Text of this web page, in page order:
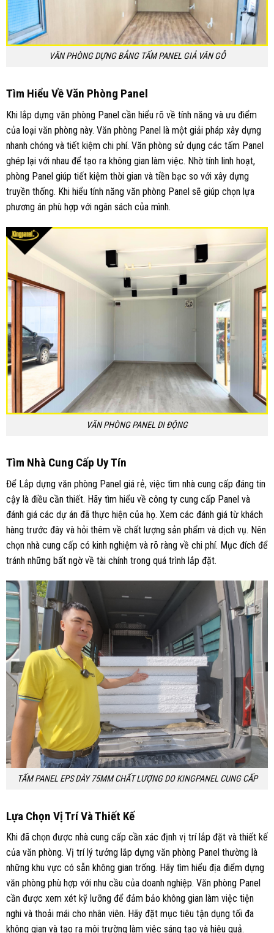
VĂN PHÒNG DỰNG BẲNG TẤM PANEL GIẢ VÂN GỖ
Tìm Hiểu Về Văn Phòng Panel
Khi lắp dựng văn phòng Panel cần hiểu rõ về tính năng và ưu điểm
của loại văn phòng này. Văn phòng Panel là một giải pháp xây dựng
nhanh chóng và tiết kiệm chi phí. Văn phòng sử dụng các tấm Panel
ghép lại với nhau để tạo ra không gian làm việc. Nhờ tính linh hoạt,
phòng Panel giúp tiết kiệm thời gian và tiền bạc so với xây dựng
truyền thống. Khi hiểu tính năng văn phòng Panel sẽ giúp chọn lựa
phương án phù hợp với ngân sách của mình.
VĂN PHÒNG PANEL DI ĐỘNG
Tìm Nhà Cung Cấp Uy Tín
Để Lắp dựng văn phòng Panel giá rẻ, việc tìm nhà cung cấp đáng tin
cậy là điều cần thiết. Hãy tìm hiểu về công ty cung cấp Panel và
đánh giá các dự án đã thực hiện của họ. Xem các đánh giá từ khách
hàng trước đây và hỏi thêm về chất lượng sản phẩm và dịch vụ. Nên
chọn nhà cung cấp có kinh nghiệm và rõ ràng về chi phí. Mục đích để
tránh những bất ngờ về tài chính trong quá trình lắp đặt.
TẤM PANEL EPS DÀY 75MM CHẤT LƯỢNG DO KINGPANEL CUNG CẤP
Lựa Chọn Vị Trí Và Thiết Kế
Khi đã chọn được nhà cung cấp cần xác định vị trí lắp đặt và thiết kế
của văn phòng. Vị trí lý tưởng lắp dựng văn phòng Panel thường là
những khu vực có sẵn không gian trống. Hãy tìm hiểu địa điểm dựng
văn phòng phù hợp với nhu cầu của doanh nghiệp. Văn phòng Panel
cần được xem xét kỹ lưỡng để đảm bảo không gian làm việc tiện
nghi và thoải mái cho nhân viên. Hãy đặt mục tiêu tận dụng tối đa
không gian và tạo ra môi trường làm việc sáng tạo và hiệu quả.